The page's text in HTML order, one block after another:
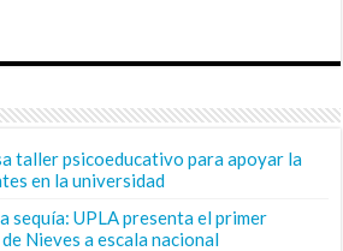
taller psicoeducativo para apoyar la
en la universidad
sequía: UPLA presenta el primer
Nieves a escala nacional